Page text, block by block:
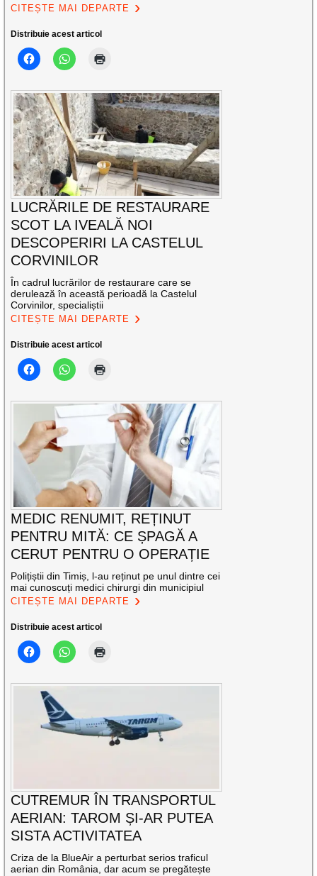
CITEȘTE MAI DEPARTE
Distribuie acest articol
LUCRĂRILE DE RESTAURARE
SCOT LA IVEALĂ NOI
DESCOPERIRI LA CASTELUL
CORVINILOR
În cadrul lucrărilor de restaurare care se
derulează în această perioadă la Castelul
Corvinilor, specialiștii
CITEȘTE MAI DEPARTE
Distribuie acest articol
MEDIC RENUMIT, REȚINUT
PENTRU MITĂ: CE ȘPAGĂ A
CERUT PENTRU O OPERAȚIE
Polițiștii din Timiș, l-au reținut pe unul dintre cei
mai cunoscuți medici chirurgi din municipiul
CITEȘTE MAI DEPARTE
Distribuie acest articol
CUTREMUR ÎN TRANSPORTUL
AERIAN: TAROM ȘI-AR PUTEA
SISTA ACTIVITATEA
Criza de la BlueAir a perturbat serios traficul
aerian din România, dar acum se pregătește